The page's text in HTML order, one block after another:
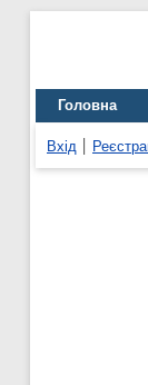
Головна
Вхід